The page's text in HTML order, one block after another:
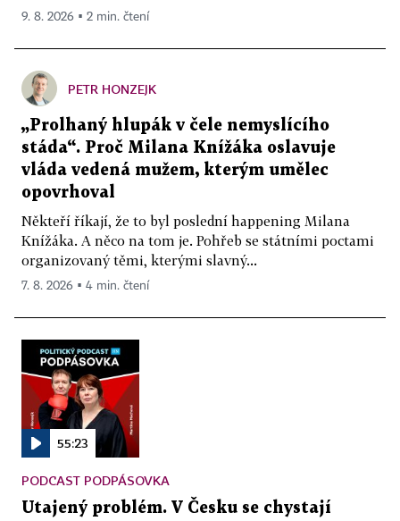
9. 8. 2026 ▪ 2 min. čtení
PETR HONZEJK
„Prolhaný hlupák v čele nemyslícího
stáda“. Proč Milana Knížáka oslavuje
vláda vedená mužem, kterým umělec
opovrhoval
Někteří říkají, že to byl poslední happening Milana
Knížáka. A něco na tom je. Pohřeb se státními poctami
organizovaný těmi, kterými slavný...
7. 8. 2026 ▪ 4 min. čtení
55:23
PODCAST PODPÁSOVKA
Utajený problém. V Česku se chystají